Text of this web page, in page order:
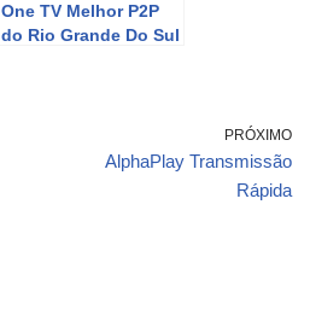
One TV Melhor P2P
do Rio Grande Do Sul
PRÓXIMO
AlphaPlay Transmissão
Rápida